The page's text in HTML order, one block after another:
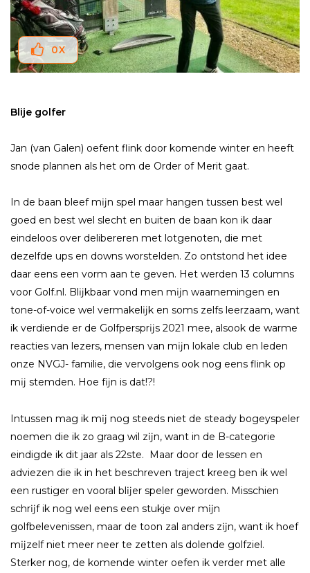
0X
Blije golfer
Jan (van Galen) oefent flink door komende winter en heeft
snode plannen als het om de Order of Merit gaat.
In de baan bleef mĳn spel maar hangen tussen best wel
goed en best wel slecht en buiten de baan kon ik daar
eindeloos over delibereren met lotgenoten, die met
dezelfde ups en downs worstelden. Zo ontstond het idee
daar eens een vorm aan te geven. Het werden 13 columns
voor Golf.nl. Blĳkbaar vond men mĳn waarnemingen en
tone-of-voice wel vermakelĳk en soms zelfs leerzaam, want
ik verdiende er de Golfpersprĳs 2021 mee, alsook de warme
reacties van lezers, mensen van mĳn lokale club en leden
onze NVGJ- familie, die vervolgens ook nog eens flink op
mĳ stemden. Hoe fĳn is dat!?!
Intussen mag ik mĳ nog steeds niet de steady bogeyspeler
noemen die ik zo graag wil zĳn, want in de B-categorie
eindigde ik dit jaar als 22ste. Maar door de lessen en
adviezen die ik in het beschreven traject kreeg ben ik wel
een rustiger en vooral blĳer speler geworden. Misschien
schrĳf ik nog wel eens een stukje over mĳn
golfbelevenissen, maar de toon zal anders zĳn, want ik hoef
mĳzelf niet meer neer te zetten als dolende golfziel.
Sterker nog, de komende winter oefen ik verder met alle